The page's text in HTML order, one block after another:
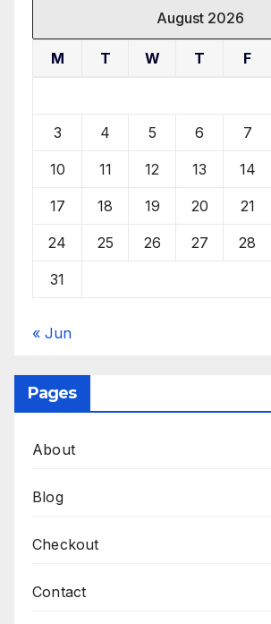
August 2026
M T W T F
3 4 5 6 7
10 11 12 13 14
17 18 19 20 21
24 25 26 27 28
31
« Jun
Pages
About
Blog
Checkout
Contact